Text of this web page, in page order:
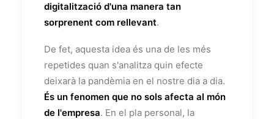
digitalització d'una manera tan
sorprenent com rellevant.
De fet, aquesta idea és una de les més
repetides quan s'analitza quin efecte
deixarà la pandèmia en el nostre dia a dia.
És un fenomen que no sols afecta al món
de l'empresa. En el pla personal, la